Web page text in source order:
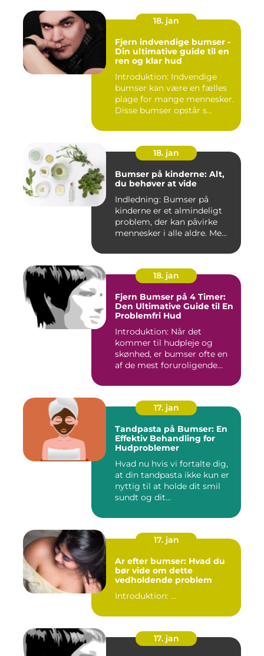
18. jan
Fjern indvendige bumser -
Din ultimative guide til en
ren og klar hud
Introduktion: Indvendige
bumser kan være en fælles
plage for mange mennesker.
Disse bumser opstår s...
18. jan
Bumser på kinderne: Alt,
du behøver at vide
Indledning: Bumser på
kinderne er et almindeligt
problem, der kan påvirke
mennesker i alle aldre. Me...
18. jan
Fjern Bumser på 4 Timer:
Den Ultimative Guide til En
Problemfri Hud
Introduktion: Når det
kommer til hudpleje og
skønhed, er bumser ofte en
af de mest foruroligende
17. jan
Tandpasta på Bumser: En
Effektiv Behandling for
Hudproblemer
Hvad nu hvis vi fortalte dig,
at din tandpasta ikke kun er
nyttig til at holde dit smil
sundt og dit...
17. jan
Ar efter bumser: Hvad du
bør vide om dette
vedholdende problem
Introduktion: ...
17. jan